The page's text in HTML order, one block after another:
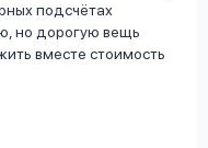
подсчётах
но дорогую вещь
вместе стоимость